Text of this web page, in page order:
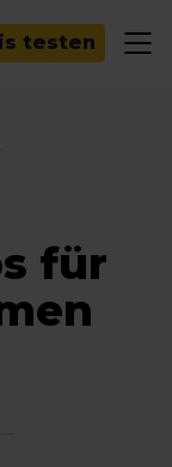
testen
für